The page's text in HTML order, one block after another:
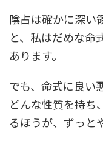
陰占は確かに深い
と、私はだめな命
あります。
でも、命式に良い
どんな性質を持ち
るほうが、ずっと